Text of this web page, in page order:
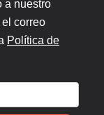
a nuestro
correo
Política de